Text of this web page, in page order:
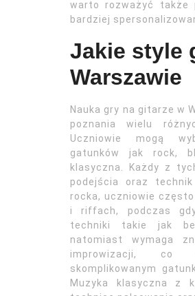
warto rozważyć także
bardziej
Jakie style
Warszawie
Nauka gry na gitarze w
poznania wielu
Uczniowie mogą
gatunków jak rock,
klasyczna. Każdy z
podejścia oraz
rocka, uczniowie
i riffach, podczas
techniki takie jak
natomiast wymaga
improwizacji,
skomplikowanym
Muzyka klasyczna z